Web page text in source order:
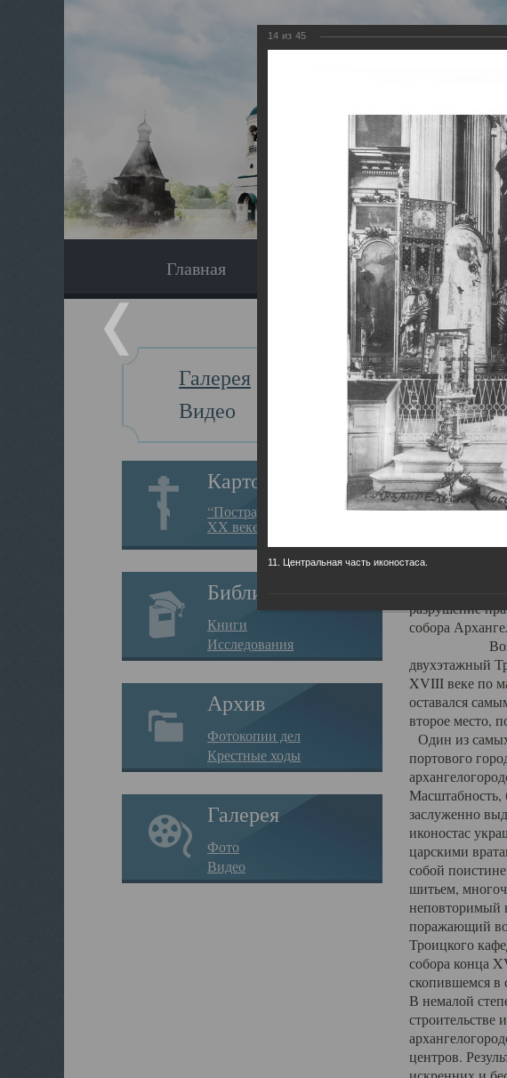
Главная Экскурсия
Галерея
Видео
Картотека
“Пострадавшие за веру в
XX веке на Севере”
Библиотека
Книги
Исследования
Архив
Фотокопии дел
Крестные ходы
Галерея
Фото
Видео
Главная
Свято-
23.12.2015
Сегодня мы
пострадал от
выдающихся
вызванная
разрушение
собора
Возникнув
двухэтажный
XVIII веке по
оставался
второе место,
Один из
портового
Масштабность,
заслуженно
иконостас
царскими
собой
шитьем,
неповторимый
поражающий
Троицкого
собора конца
скопившемся в
В немалой
строительстве
центров.
14 из 45
11. Центральная часть иконостаса.